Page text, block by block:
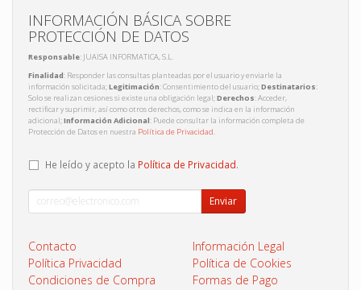
INFORMACIÓN BÁSICA SOBRE
PROTECCIÓN DE DATOS
Responsable: JUAISA INFORMATICA, S.L.
Finalidad: Responder las consultas planteadas por el usuario y enviarle la
información solicitada;Legitimación: Consentimiento del usuario;Destinatarios:
Solo se realizan cesiones si existe una obligación legal;Derechos: Acceder,
rectificar y suprimir, así como otros derechos, como se indica en la información
adicional;Información Adicional: Puede consultar la información completa de
Protección de Datos en nuestra Política de Privacidad.
He leído y acepto la Política de Privacidad.
Enviar
Contacto
Información Legal
Política Privacidad
Política de Cookies
Condiciones de Compra
Formas de Pago